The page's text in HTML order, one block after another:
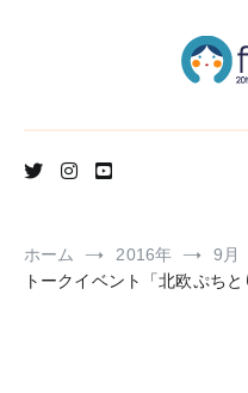
ホーム 2016年 9月
トークイベント「北欧ぷち